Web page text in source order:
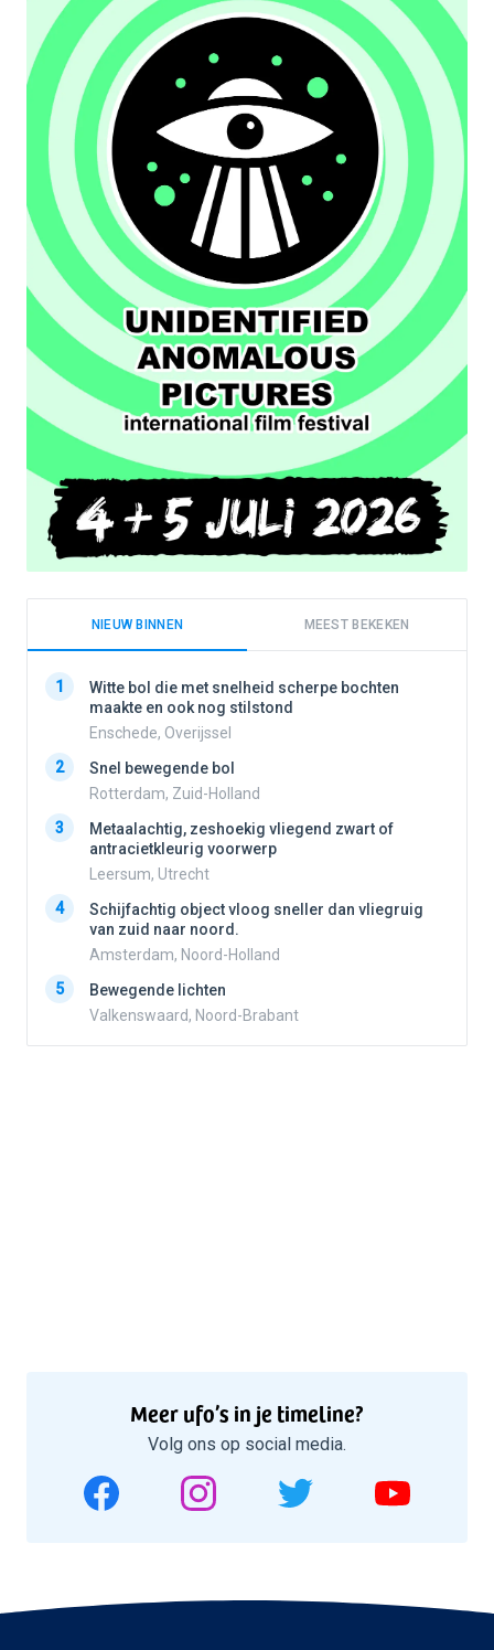
NIEUW BINNEN MEEST BEKEKEN
1
Witte bol die met snelheid scherpe bochten
maakte en ook nog stilstond
Enschede, Overijssel
2
Snel bewegende bol
Rotterdam, Zuid-Holland
3
Metaalachtig, zeshoekig vliegend zwart of
antracietkleurig voorwerp
Leersum, Utrecht
4
Schijfachtig object vloog sneller dan vliegruig
van zuid naar noord.
Amsterdam, Noord-Holland
5
Bewegende lichten
Valkenswaard, Noord-Brabant
Meer ufo’s in je timeline?
Volg ons op social media.